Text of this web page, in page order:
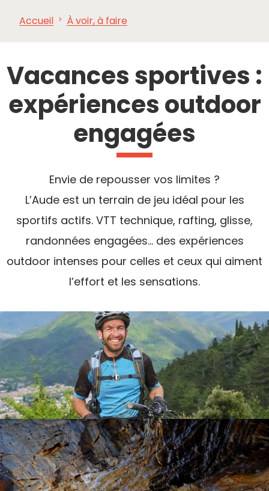
Accueil À voir, à faire
Vacances sportives :
expériences outdoor
engagées
Envie de repousser vos limites ?
L’Aude est un terrain de jeu idéal pour les
sportifs actifs. VTT technique, rafting, glisse,
randonnées engagées… des expériences
outdoor intenses pour celles et ceux qui aiment
l’effort et les sensations.